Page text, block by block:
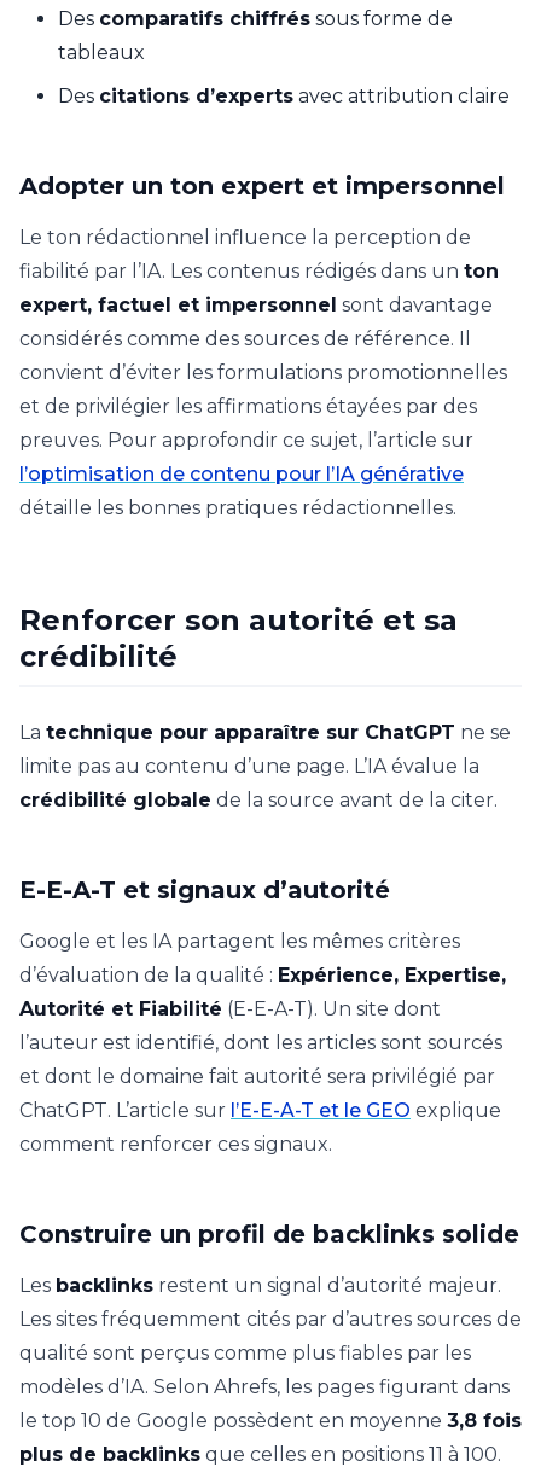
Des comparatifs chiffrés sous forme de
tableaux
Des citations d’experts avec attribution claire
Adopter un ton expert et impersonnel
Le ton rédactionnel influence la perception de
fiabilité par l’IA. Les contenus rédigés dans un ton
expert, factuel et impersonnel sont davantage
considérés comme des sources de référence. Il
convient d’éviter les formulations promotionnelles
et de privilégier les affirmations étayées par des
preuves. Pour approfondir ce sujet, l’article sur
l’optimisation de contenu pour l’IA générative
détaille les bonnes pratiques rédactionnelles.
Renforcer son autorité et sa
crédibilité
La technique pour apparaître sur ChatGPT ne se
limite pas au contenu d’une page. L’IA évalue la
crédibilité globale de la source avant de la citer.
E-E-A-T et signaux d’autorité
Google et les IA partagent les mêmes critères
d’évaluation de la qualité : Expérience, Expertise,
Autorité et Fiabilité (E-E-A-T). Un site dont
l’auteur est identifié, dont les articles sont sourcés
et dont le domaine fait autorité sera privilégié par
ChatGPT. L’article sur l’E-E-A-T et le GEO explique
comment renforcer ces signaux.
Construire un profil de backlinks solide
Les backlinks restent un signal d’autorité majeur.
Les sites fréquemment cités par d’autres sources de
qualité sont perçus comme plus fiables par les
modèles d’IA. Selon Ahrefs, les pages figurant dans
le top 10 de Google possèdent en moyenne 3,8 fois
plus de backlinks que celles en positions 11 à 100.